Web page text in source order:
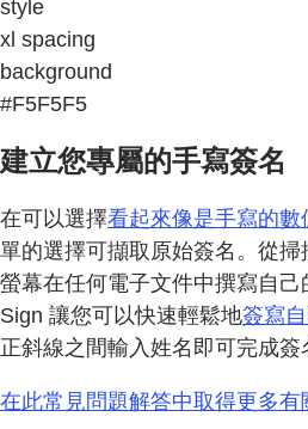
style
xl spacing
background
#F5F5F5
建立您專屬的手寫簽名
在可以選擇看起來像是手寫的數
單的選擇可擷取原始簽名。從
螢幕在任何電子文件中撰寫自
Sign 讓您可以快速輕鬆地簽寫
正斜線之間輸入姓名即可完成簽
在此常見問題解答中取得更多